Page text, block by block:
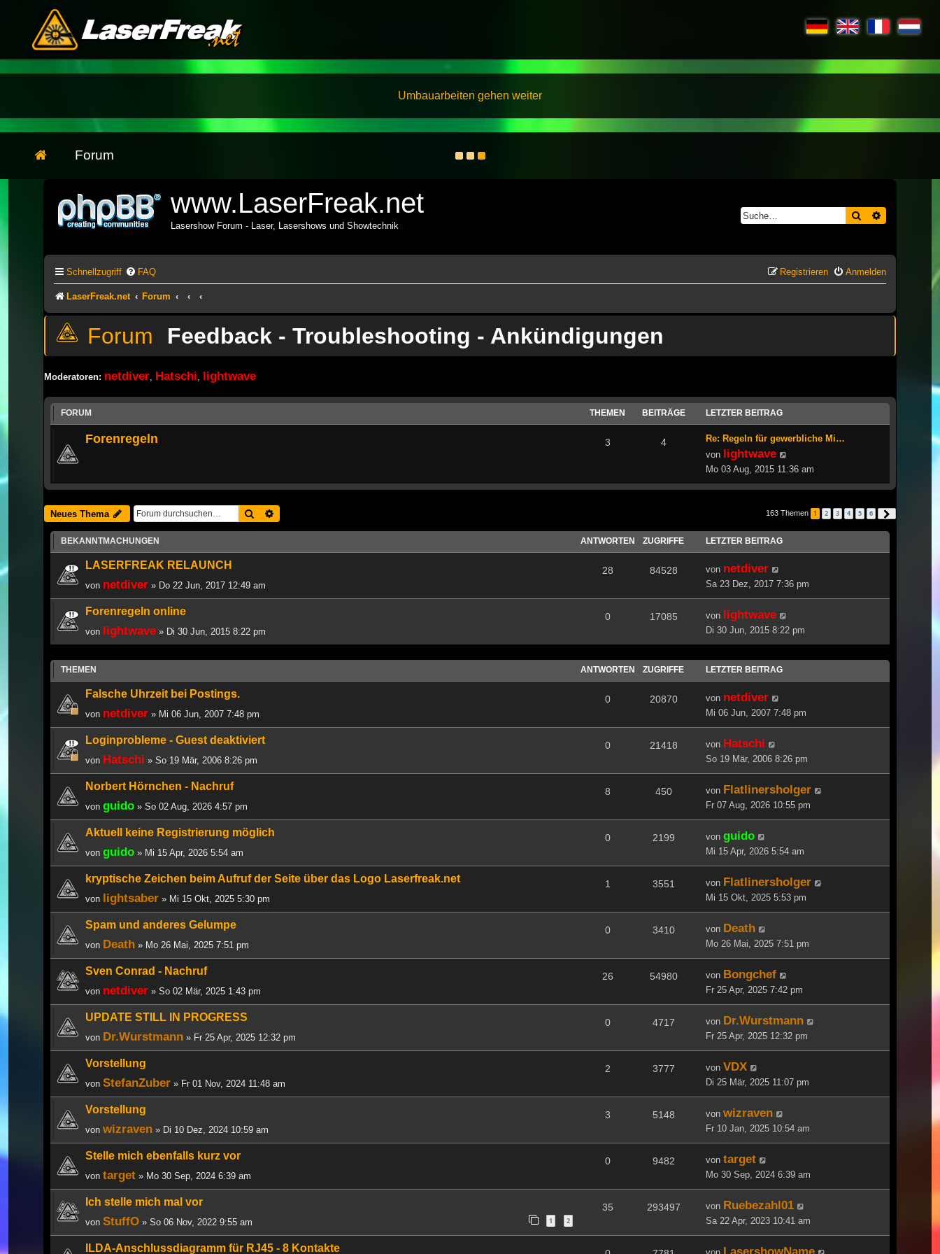
Umbauarbeiten gehen weiter
Forum
www.LaserFreak.net
Lasershow Forum - Laser, Lasershows und Showtechnik
Suche
Schnellzugriff FAQ Anmelden
Registrieren
LaserFreak.net Forum
Feedback - Troubleshooting - Ankündigungen
Moderatoren: netdiver Hatschi lightwave
FORUM THEMEN BEITRÄGE LETZTER BEITRAG
Forenregeln 3 4
Re: Regeln für gewerbliche Mi…
von lightwave
Beitrag
Mo 03 Aug, 2015 11:36 am
Neues Thema Suche 163 Themen 1 2 3 4 5 6
BEKANNTMACHUNGEN ANTWORTEN ZUGRIFFE LETZTER BEITRAG
LASERFREAK RELAUNCH
von netdiver » Do 22 Jun, 2017 12:49 am
28 84528 von netdiver
Sa 23 Dez, 2017 7:36 pm
Forenregeln online
von lightwave » Di 30 Jun, 2015 8:22 pm
0 17085 von lightwave
Di 30 Jun, 2015 8:22 pm
THEMEN ANTWORTEN ZUGRIFFE LETZTER BEITRAG
Falsche Uhrzeit bei Postings.
von netdiver » Mi 06 Jun, 2007 7:48 pm
0 20870 von netdiver
Mi 06 Jun, 2007 7:48 pm
Loginprobleme - Guest deaktiviert
von Hatschi » So 19 Mär, 2006 8:26 pm
0 21418 von Hatschi
So 19 Mär, 2006 8:26 pm
Norbert Hörnchen - Nachruf
von guido » So 02 Aug, 2026 4:57 pm
8 450 von Flatlinersholger
Fr 07 Aug, 2026 10:55 pm
Aktuell keine Registrierung möglich
von guido » Mi 15 Apr, 2026 5:54 am
0 2199 von guido
Mi 15 Apr, 2026 5:54 am
kryptische Zeichen beim Aufruf der Seite über das Logo Laserfreak.net
von lightsaber » Mi 15 Okt, 2025 5:30 pm
1 3551 von Flatlinersholger
Mi 15 Okt, 2025 5:53 pm
Spam und anderes Gelumpe
von Death » Mo 26 Mai, 2025 7:51 pm
0 3410 von Death
Mo 26 Mai, 2025 7:51 pm
Sven Conrad - Nachruf
von netdiver » So 02 Mär, 2025 1:43 pm
26 54980 von Bongchef
Fr 25 Apr, 2025 7:42 pm
UPDATE STILL IN PROGRESS
von Dr.Wurstmann » Fr 25 Apr, 2025 12:32 pm
0 4717 von Dr.Wurstmann
Fr 25 Apr, 2025 12:32 pm
Vorstellung
von StefanZuber » Fr 01 Nov, 2024 11:48 am
2 3777 von VDX
Di 25 Mär, 2025 11:07 pm
Vorstellung
von wizraven » Di 10 Dez, 2024 10:59 am
3 5148 von wizraven
Fr 10 Jan, 2025 10:54 am
Stelle mich ebenfalls kurz vor
von target » Mo 30 Sep, 2024 6:39 am
0 9482 von target
Mo 30 Sep, 2024 6:39 am
Ich stelle mich mal vor
von StuffO » So 06 Nov, 2022 9:55 am 1 2
35 293497 von Ruebezahl01
Sa 22 Apr, 2023 10:41 am
ILDA-Anschlussdiagramm für RJ45 - 8 Kontakte LasershowName